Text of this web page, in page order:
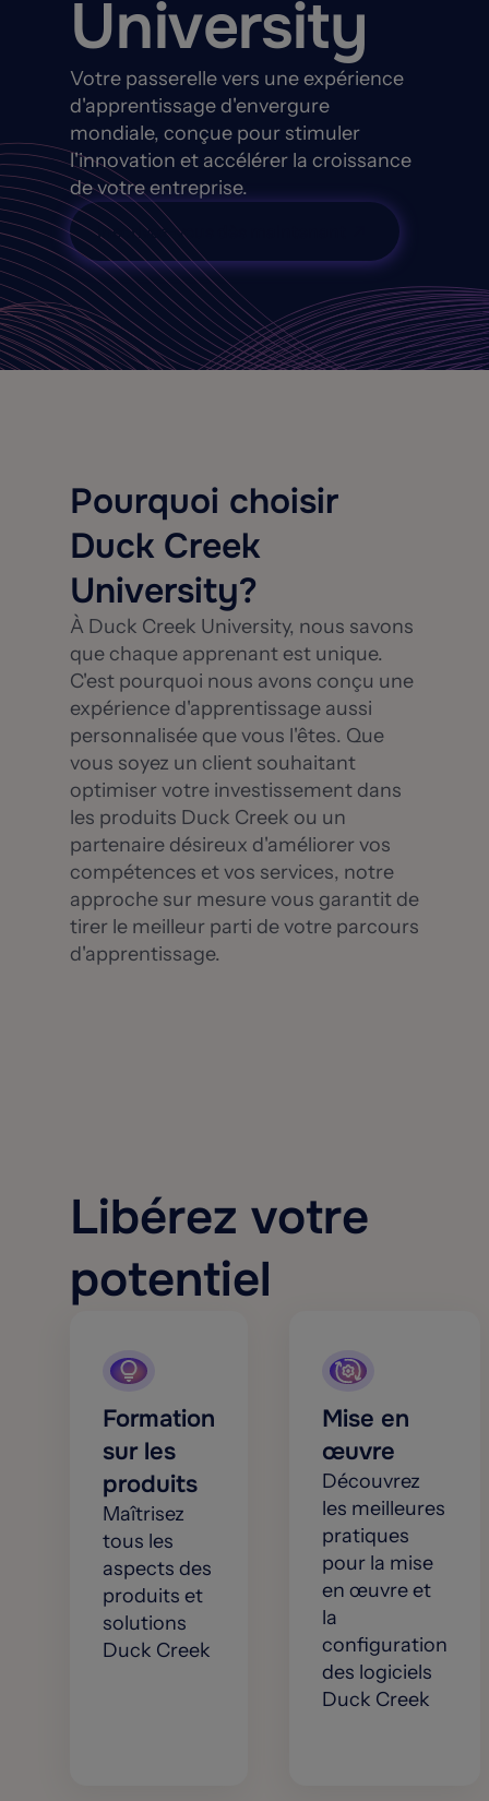
University
Votre passerelle vers une expérience
d'apprentissage d'envergure
mondiale, conçue pour stimuler
l'innovation et accélérer la croissance
de votre entreprise.
Inscrivez-vous dès maintenant
Pourquoi choisir
Duck Creek
University?
À Duck Creek University, nous savons
que chaque apprenant est unique.
C'est pourquoi nous avons conçu une
expérience d'apprentissage aussi
personnalisée que vous l'êtes. Que
vous soyez un client souhaitant
optimiser votre investissement dans
les produits Duck Creek ou un
partenaire désireux d'améliorer vos
compétences et vos services, notre
approche sur mesure vous garantit de
tirer le meilleur parti de votre parcours
d'apprentissage.
Libérez votre
potentiel
Formation
sur les
produits
Maîtrisez
tous les
aspects des
produits et
solutions
Duck Creek
Mise en
œuvre
Découvrez
les meilleures
pratiques
pour la mise
en œuvre et
la
configuration
des logiciels
Duck Creek